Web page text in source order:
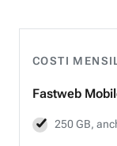
COSTI
Fastweb
250 GB,